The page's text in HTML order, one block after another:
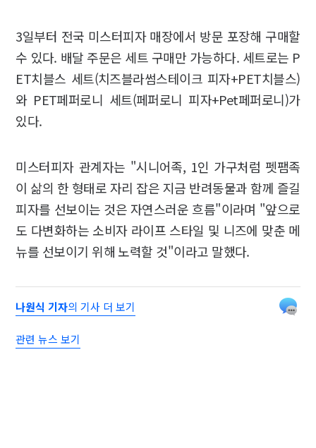
3일부터 전국 미스터피자 매장에서 방문 포장해 구매할
수 있다. 배달 주문은 세트 구매만 가능하다. 세트로는 P
ET치블스 세트(치즈블라썸스테이크 피자+PET치블스)
와 PET페퍼로니 세트(페퍼로니 피자+Pet페퍼로니)가
있다.
미스터피자 관계자는 "시니어족, 1인 가구처럼 펫팸족
이 삶의 한 형태로 자리 잡은 지금 반려동물과 함께 즐길
피자를 선보이는 것은 자연스러운 흐름"이라며 "앞으로
도 다변화하는 소비자 라이프 스타일 및 니즈에 맞춘 메
뉴를 선보이기 위해 노력할 것"이라고 말했다.
나원식 기자의 기사 더 보기
관련 뉴스 보기